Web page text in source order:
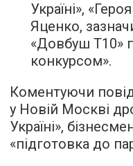
Україні»,
Яценко,
«Довбуш Т10»
конкурсом».
Коментуючи
у Новій Москві
Україні»,
«підготовка до